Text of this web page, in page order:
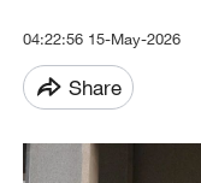
04:22:56 15-May-2026
Share